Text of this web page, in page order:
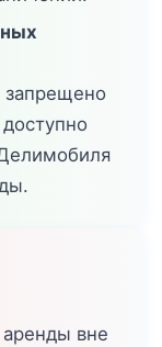
запрещено
вне